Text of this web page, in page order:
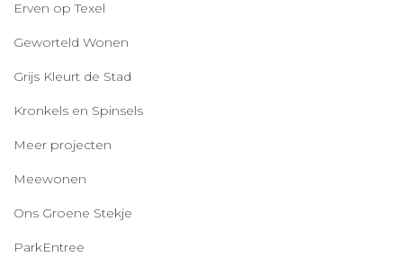
Erven op Texel
Geworteld Wonen
Grijs Kleurt de Stad
Kronkels en Spinsels
Meer projecten
Meewonen
Ons Groene Stekje
ParkEntree